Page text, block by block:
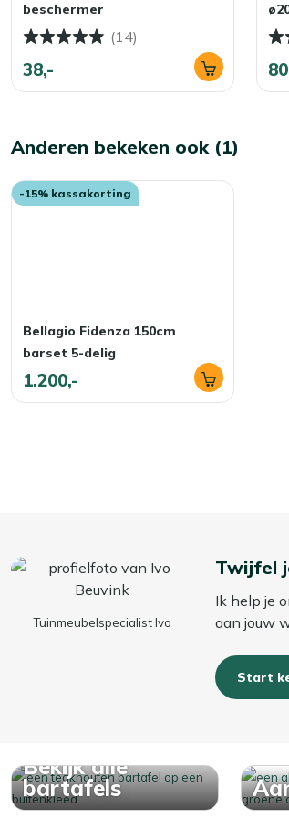
beschermer
(14)
38,-
Anderen bekeken ook (1)
-15% kassakorting
Bellagio Fidenza 150cm
barset 5-delig
1.200,-
Tuinmeubelspecialist Ivo
Twijfel
Ik help je
aan jouw
Start
Bekijk alle
bartafels